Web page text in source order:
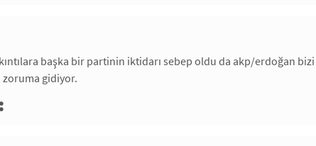
başka bir partinin iktidarı sebep oldu da akp/erdoğan
zoruma gidiyor.